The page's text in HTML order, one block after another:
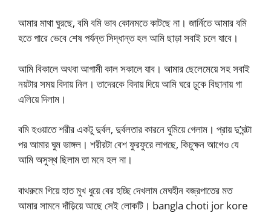
আমার মাথা ঘুরছে, বমি বমি ভাব কোনমতে কাটছে না। জার্নিতে আমার বমি
হতে পারে ভেবে শেষ পর্যন্ত সিদ্ধান্ত হল আমি ছাড়া সবাই চলে যাবে।
আমি বিকালে অথবা আগামী কাল সকালে যাব। আমার ছেলেমেয়ে সহ সবাই
নয়টার সময় বিদায় নিল। তাদেরকে বিদায় দিয়ে আমি ঘরে ঢুকে বিছানায় গা
এলিয়ে দিলাম।
বমি হওয়াতে শরীর একটু দুর্বল, দুর্বলতার কারনে ঘুমিয়ে গেলাম। প্রায় দু’ঘন্টা
পর আমার ঘুম ভাঙ্গল। শরীরটা বেশ ফুরফুরে লাগছে, কিচুক্ষন আগেও যে
আমি অসুস্থ ছিলাম তা মনে হল না।
বাথরুমে গিয়ে হাত মুখ ধুয়ে বের হচ্ছি দেখলাম মেঘহীন বজ্রপাতের মত
আমার সামনে দাঁড়িয়ে আছে সেই লোকটি। bangla choti jor kore